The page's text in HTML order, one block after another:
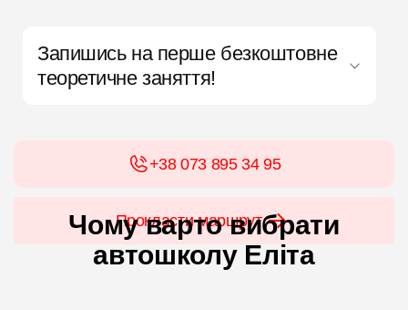
Запишись на перше безкоштовне
теоретичне заняття!
+38 073 895 34 95
Прокласти маршрут
Чому варто вибрати
автошколу Еліта